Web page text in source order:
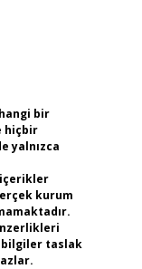
bir
hiçbir
yalnızca
içerikler
kurum
taslak